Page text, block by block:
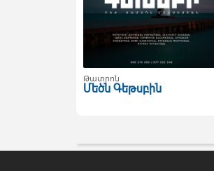
Թատրոն
Մեծն Գեթսբին